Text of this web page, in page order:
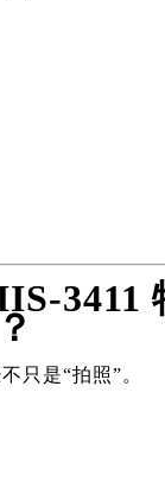
3411
只是“拍照”。